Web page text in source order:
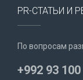
PR-СТАТЬИ И
По вопросам
+992 93